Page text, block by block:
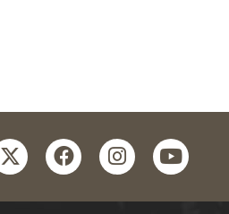
twitterfacebookinstagram
youtube